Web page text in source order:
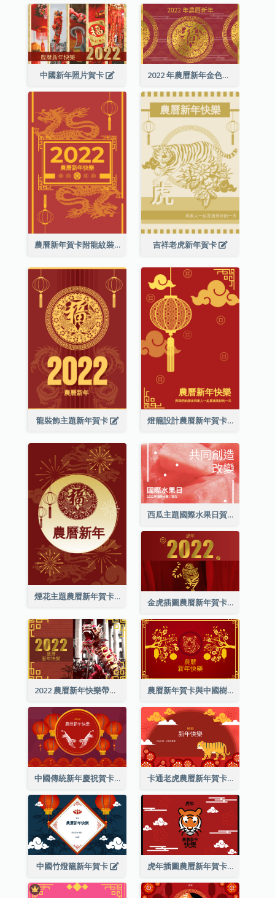
中國新年照片賀卡 2022 年農曆新年金色賀卡
農曆新年賀卡附龍紋裝飾 吉祥老虎新年賀卡
龍裝飾主題新年賀卡 燈籠設計農曆新年賀卡
煙花主題農曆新年賀卡
西瓜主題國際水果日賀卡
金虎插圖農曆新年賀卡
2022 農曆新年快樂帶照片賀卡 農曆新年賀卡與中國樹插圖
中國傳統新年慶祝賀卡 卡通老虎農曆新年賀卡
中國竹燈籠新年賀卡 虎年插圖農曆新年賀卡